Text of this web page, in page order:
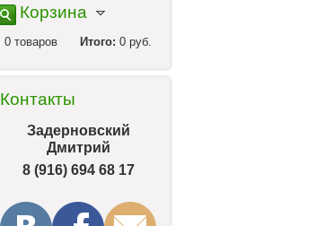
Корзина
0 товаров Итого: 0 руб.
Контакты
Задерновский
Дмитрий
8 (916) 694 68 17